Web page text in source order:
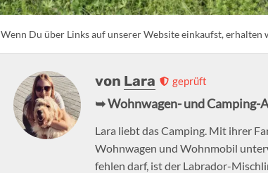
Wenn Du über Links auf unserer Website einkaufst, erhalten
von Lara geprüft
➥ Wohnwagen- und Camping-
Lara liebt das Camping. Mit ihrer
Wohnwagen und Wohnmobil
fehlen darf, ist der Labrador-